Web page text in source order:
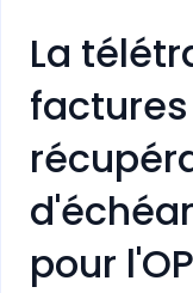
La
pour